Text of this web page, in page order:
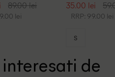
89.00 lei
lei
35.00 lei
RRP: 99.00 lei
S
de